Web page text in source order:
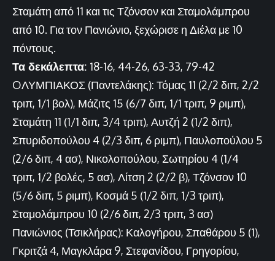
Σταμάτη από 11 και τις Τζόνσον και Σταμολάμπρου
από 10. Για τον Πανιώνιο, ξεχώρισε η Διέλα με 10
πόντους.
Τα δεκάλεπτα: 18-16, 44-26, 63-33, 79-42
OΛΥΜΠΙΑΚΟΣ (Παντελάκης): Τόμας 11 (2/2 διπ, 2/2
τριπ, 1/1 βολ), Μάζιτς 15 (6/7 διπ, 1/1 τριπ, 9 ριμπ),
Σταμάτη 11 (1/1 διπ, 3/4 τριπ), Αυτζή 2 (1/2 διπ),
Σπυριδοπούλου 4 (2/3 διπ, 6 ριμπ), Παυλοπούλου 5
(2/6 διπ, 4 ασ), Νικολοπούλου, Σωτηρίου 4 (1/4
τριπ, 1/2 βολές, 5 ασ), Λίτση 2 (2/2 β), Τζόνσον 10
(5/6 διπ, 5 ριμπ), Κοσμά 5 (1/2 διπ, 1/3 τριπ),
Σταμολάμπρου 10 (2/6 διπ, 2/3 τριπ, 3 ασ)
Πανιώνιος (Τσικλήρας): Καλογήρου, Σπαθάρου 5 (1),
Γκριτζά 4, Μαγκλάρα 9, Στεφανίδου, Γρηγορίου,